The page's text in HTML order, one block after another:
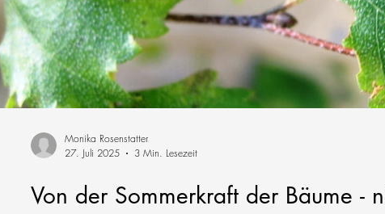
Von der Sommerkraft der Bäume -
Monika Rosenstatter
27. Juli 2025
3 Min. Lesezeit